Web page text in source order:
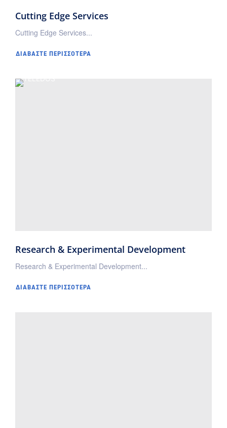
Cutting Edge Services
Cutting Edge Services...
ΔΙΑΒΆΣΤΕ ΠΕΡΙΣΣΌΤΕΡΑ
Research & Experimental Development
Research & Experimental Development...
ΔΙΑΒΆΣΤΕ ΠΕΡΙΣΣΌΤΕΡΑ